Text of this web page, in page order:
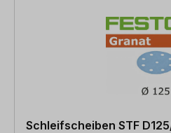
Schleifscheiben STF